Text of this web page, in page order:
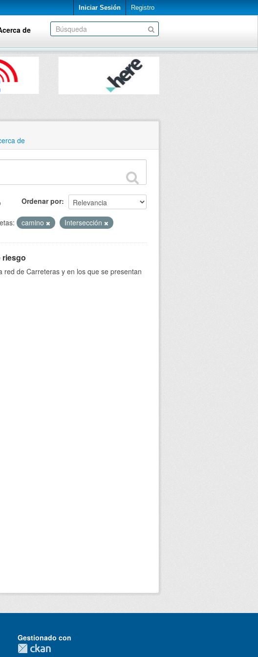
Iniciar Sesión Registro
de
de
Ordenar por
camino Intersección
riesgo
red de Carreteras y en los que se presentan
Gestionado con